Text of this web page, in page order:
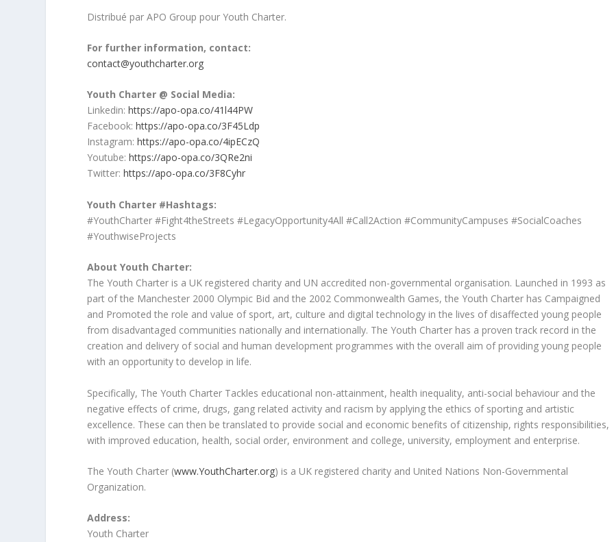
Distribué par APO Group pour Youth Charter.
For further information, contact:
contact@youthcharter.org
Youth Charter @ Social Media:
Linkedin:https://apo-opa.co/41l44PW
Facebook:https://apo-opa.co/3F45Ldp
​Instagram:https://apo-opa.co/4ipECzQ
Youtube:https://apo-opa.co/3QRe2ni
Twitter:https://apo-opa.co/3F8Cyhr
Youth Charter #Hashtags:
#YouthCharter #Fight4theStreets #LegacyOpportunity4All #Call2Action #CommunityCampuses #SocialCoaches
#YouthwiseProjects
About Youth Charter:
The Youth Charter is a UK registered charity and UN accredited non-governmental organisation. Launched in 1993 as
part of the Manchester 2000 Olympic Bid and the 2002 Commonwealth Games, the Youth Charter has Campaigned
and Promoted the role and value of sport, art, culture and digital technology in the lives of disaffected young people
from disadvantaged communities nationally and internationally. The Youth Charter has a proven track record in the
creation and delivery of social and human development programmes with the overall aim of providing young people
with an opportunity to develop in life.
Specifically, The Youth Charter Tackles educational non-attainment, health inequality, anti-social behaviour and the
negative effects of crime, drugs, gang related activity and racism by applying the ethics of sporting and artistic
excellence. These can then be translated to provide social and economic benefits of citizenship, rights responsibilities,
with improved education, health, social order, environment and college, university, employment and enterprise.
The Youth Charter (www.YouthCharter.org) is a UK registered charity and United Nations Non-Governmental
Organization.
Address:
Youth Charter